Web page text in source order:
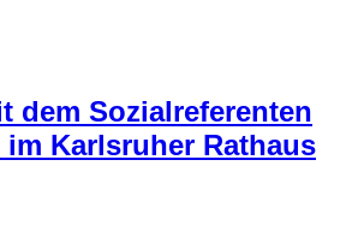
dem Sozialreferenten
im Karlsruher Rathaus